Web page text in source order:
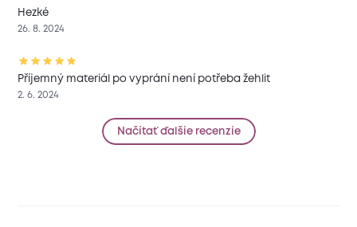
Hezké
26. 8. 2024
Příjemný materiál po vyprání není potřeba žehlit
2. 6. 2024
Načítať ďalšie recenzie